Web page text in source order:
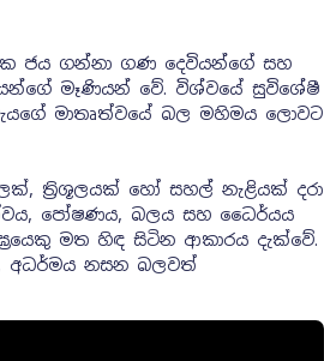
ජය ගන්නා ගණ දෙවියන්ගේ සහ
මෑණියන් වේ. විශ්වයේ සුවිශේෂී
මාතෘත්වයේ බල මහිමය ලොවට
ත්‍රිශූලයක් හෝ සහල් නැළියක් දරා
පෝෂණය, බලය සහ ධෛර්යය
මත හිඳ සිටින ආකාරය දැක්වේ.
අධර්මය නසන බලවත්